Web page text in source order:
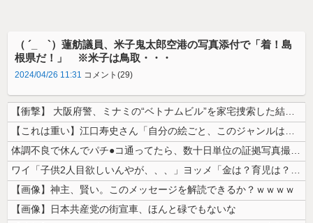
（ ´_ゝ`）蓮舫議員、米子鬼太郎空港の写真添付で「着！島
根県だ！」 ※米子は鳥取・・・
2024/04/26 11:31 コメント(29)
【衝撃】 大阪府警、ミナミの“ベトナムビル”を家宅捜索した結果・・・・...
【これは重い】江口寿史さん「自分の絵ごと、このジャンルはそろそろ終わり...
体調不良で休んでパチ●コ通ってたら、数十日単位の証拠写真撮られて会社ク...
ワイ「子供2人目欲しいんやが、、、」ヨッメ「金は？育児は？私の仕事は？...
【画像】神主、賢い。このメッセージを解読できるか？ｗｗｗｗ
【画像】日本共産党の街宣車、ほんと碌でもないな